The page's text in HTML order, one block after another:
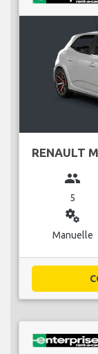
RENAULT
group
5
miscellaneous_services
Manuelle